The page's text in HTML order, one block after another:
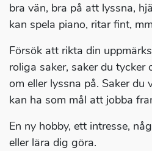
bra vän, bra på att lyssna,
kan spela piano, ritar fint,
Försök att rikta din
roliga saker, saker du tycker
om eller lyssna på. Saker du
kan ha som mål att jobba
En ny hobby, ett intresse,
eller lära dig göra.